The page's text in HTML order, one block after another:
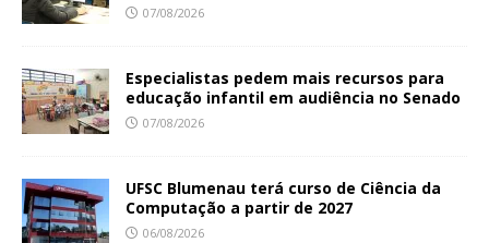
07/08/2026
Especialistas pedem mais recursos para
educação infantil em audiência no Senado
07/08/2026
UFSC Blumenau terá curso de Ciência da
Computação a partir de 2027
06/08/2026